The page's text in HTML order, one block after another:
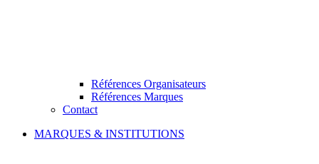
Références Organisateurs
Références Marques
Contact
MARQUES & INSTITUTIONS